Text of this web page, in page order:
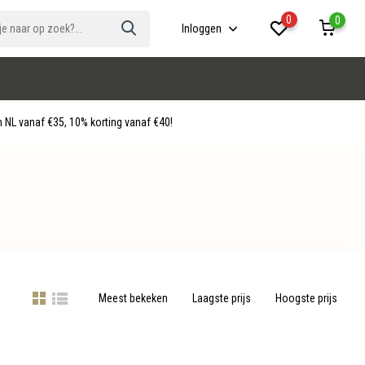
Inloggen
0 0
vanaf €35, 10% korting vanaf €40!
Meest bekeken Laagste prijs Hoogste prijs